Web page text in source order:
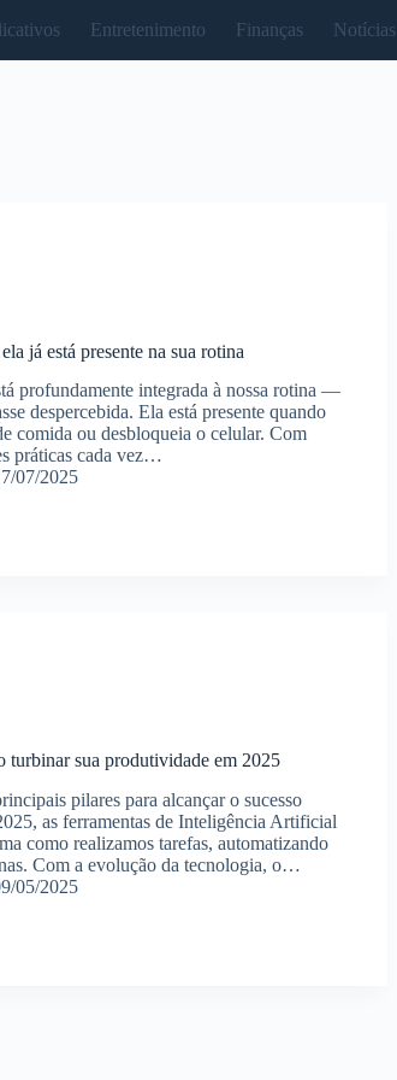
Entretenimento Finanças Notícias
já está presente na sua rotina
profundamente integrada à nossa rotina —
despercebida. Ela está presente quando
comida ou desbloqueia o celular. Com
práticas cada vez…
07/2025
turbinar sua produtividade em 2025
pilares para alcançar o sucesso
as ferramentas de Inteligência Artificial
como realizamos tarefas, automatizando
Com a evolução da tecnologia, o…
05/2025